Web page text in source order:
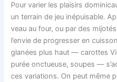
Pour varier les plaisirs
un terrain de jeu inépuisable.
veau au four, ou par des
l’envie de progresser en
glanées plus haut — carottes
purée onctueuse, soupes —
ces variations. On peut même